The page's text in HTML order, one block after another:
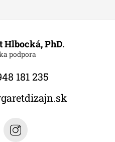
PhD.
181 235